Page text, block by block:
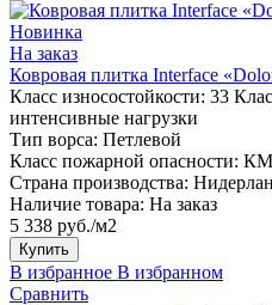
Новинка
На заказ
Ковровая плитка Interface
Класс износостойкости: 33
интенсивные нагрузки
Тип ворса: Петлевой
Класс пожарной опасности:
Страна производства:
Наличие товара: На заказ
5 338 руб./м2
Купить
В избранное В избранном
Сравнить